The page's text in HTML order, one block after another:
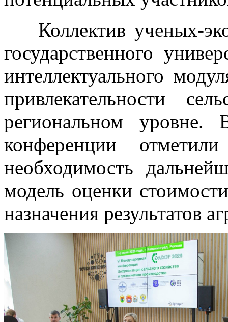
Коллектив ученых-
государственного
интеллектуального
привлекательности
региональном уровне.
конференции отметили
необходимость
модель оценки
назначения результатов